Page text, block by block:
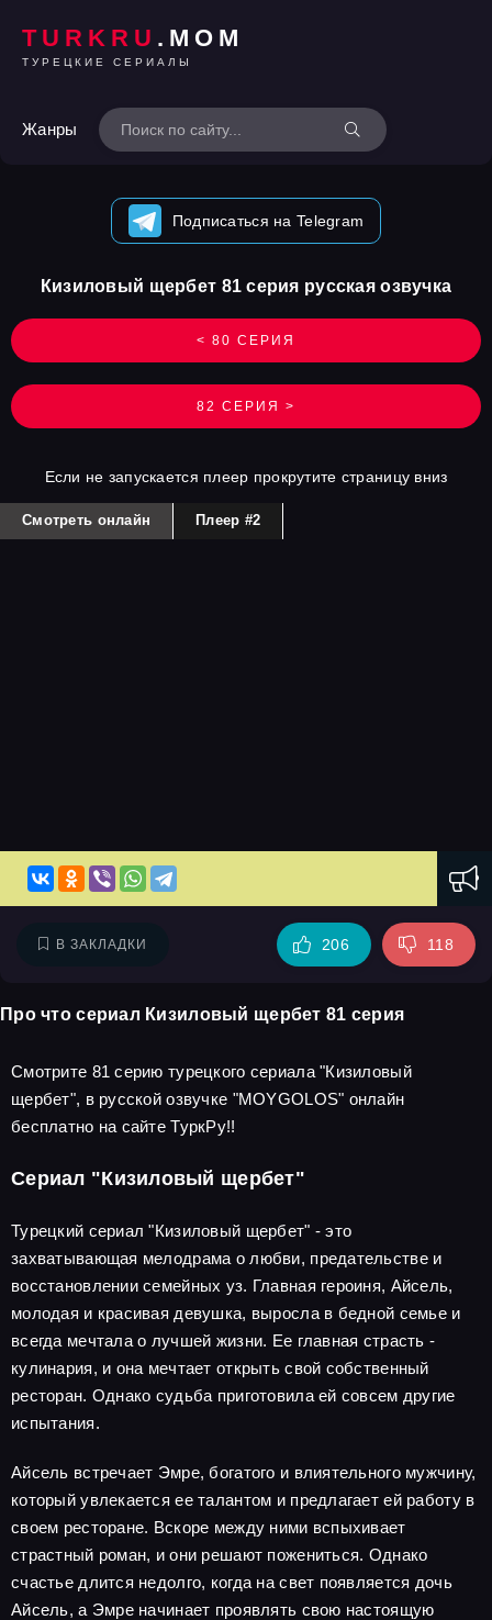
TURKRU .MOM
ТУРЕЦКИЕ СЕРИАЛЫ
Жанры
Подписаться на Telegram
< 80 СЕРИЯ
Кизиловый щербет 81 серия русская озвучка
82 СЕРИЯ >
Если не запускается плеер прокрутите страницу вниз
Смотреть онлайн Плеер #2
В ЗАКЛАДКИ 206 118
Про что сериал Кизиловый щербет 81 серия
Смотрите 81 серию турецкого сериала "Кизиловый
щербет", в русской озвучке "MOYGOLOS" онлайн
бесплатно на сайте ТуркРу!!
Сериал "Кизиловый щербет"
Турецкий сериал "Кизиловый щербет" - это
захватывающая мелодрама о любви, предательстве и
восстановлении семейных уз. Главная героиня, Айсель,
молодая и красивая девушка, выросла в бедной семье и
всегда мечтала о лучшей жизни. Ее главная страсть -
кулинария, и она мечтает открыть свой собственный
ресторан. Однако судьба приготовила ей совсем другие
испытания.
Айсель встречает Эмре, богатого и влиятельного мужчину,
который увлекается ее талантом и предлагает ей работу в
своем ресторане. Вскоре между ними вспыхивает
страстный роман, и они решают пожениться. Однако
счастье длится недолго, когда на свет появляется дочь
Айсель, а Эмре начинает проявлять свою настоящую